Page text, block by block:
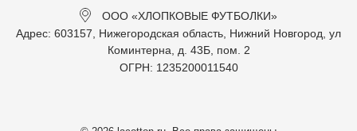
ООО «ХЛОПКОВЫЕ ФУТБОЛКИ»
Адрес: 603157, Нижегородская область, Нижний Новгород, ул
Коминтерна, д. 43Б, пом. 2
ОГРН: 1235200011540